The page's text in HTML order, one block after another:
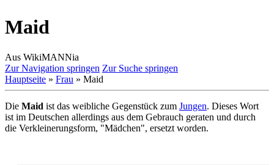
Maid
Aus WikiMANNia
Zur Navigation springen Zur Suche springen
Hauptseite » Frau » Maid
Die Maid ist das weibliche Gegenstück zum Jungen. Dieses Wort
ist im Deutschen allerdings aus dem Gebrauch geraten und durch
die Verkleinerungsform, "Mädchen", ersetzt worden.